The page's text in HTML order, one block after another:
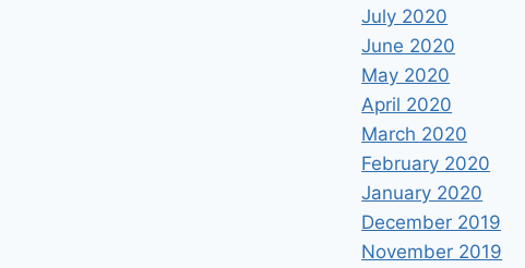
July 2020
June 2020
May 2020
April 2020
March 2020
February 2020
January 2020
December 2019
November 2019